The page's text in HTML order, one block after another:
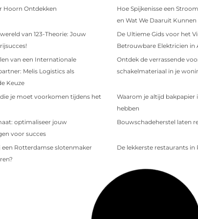
Hoorn Ontdekken
Hoe Spijkenisse een
en Wat We Daaruit Kunnen
van 123-Theorie: Jouw
De Ultieme Gids voor het
Betrouwbare Elektricien in
van een Internationale
Melis Logistics als
Keuze
Ontdek de verrassende
schakelmateriaal in je
je moet voorkomen tijdens het
Waarom je altijd bakpapier
hebben
optimaliseer jouw
voor succes
Bouwschadeherstel laten
een Rotterdamse slotenmaker
De lekkerste restaurants in
De betovering van
Vijf onmisbare items die je